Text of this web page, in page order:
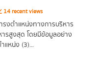
14 recent views
งตำแหน่งทางการบริหาร
รสูงสุด โดยมีข้อมูลอย่าง
แหน่ง (3)...